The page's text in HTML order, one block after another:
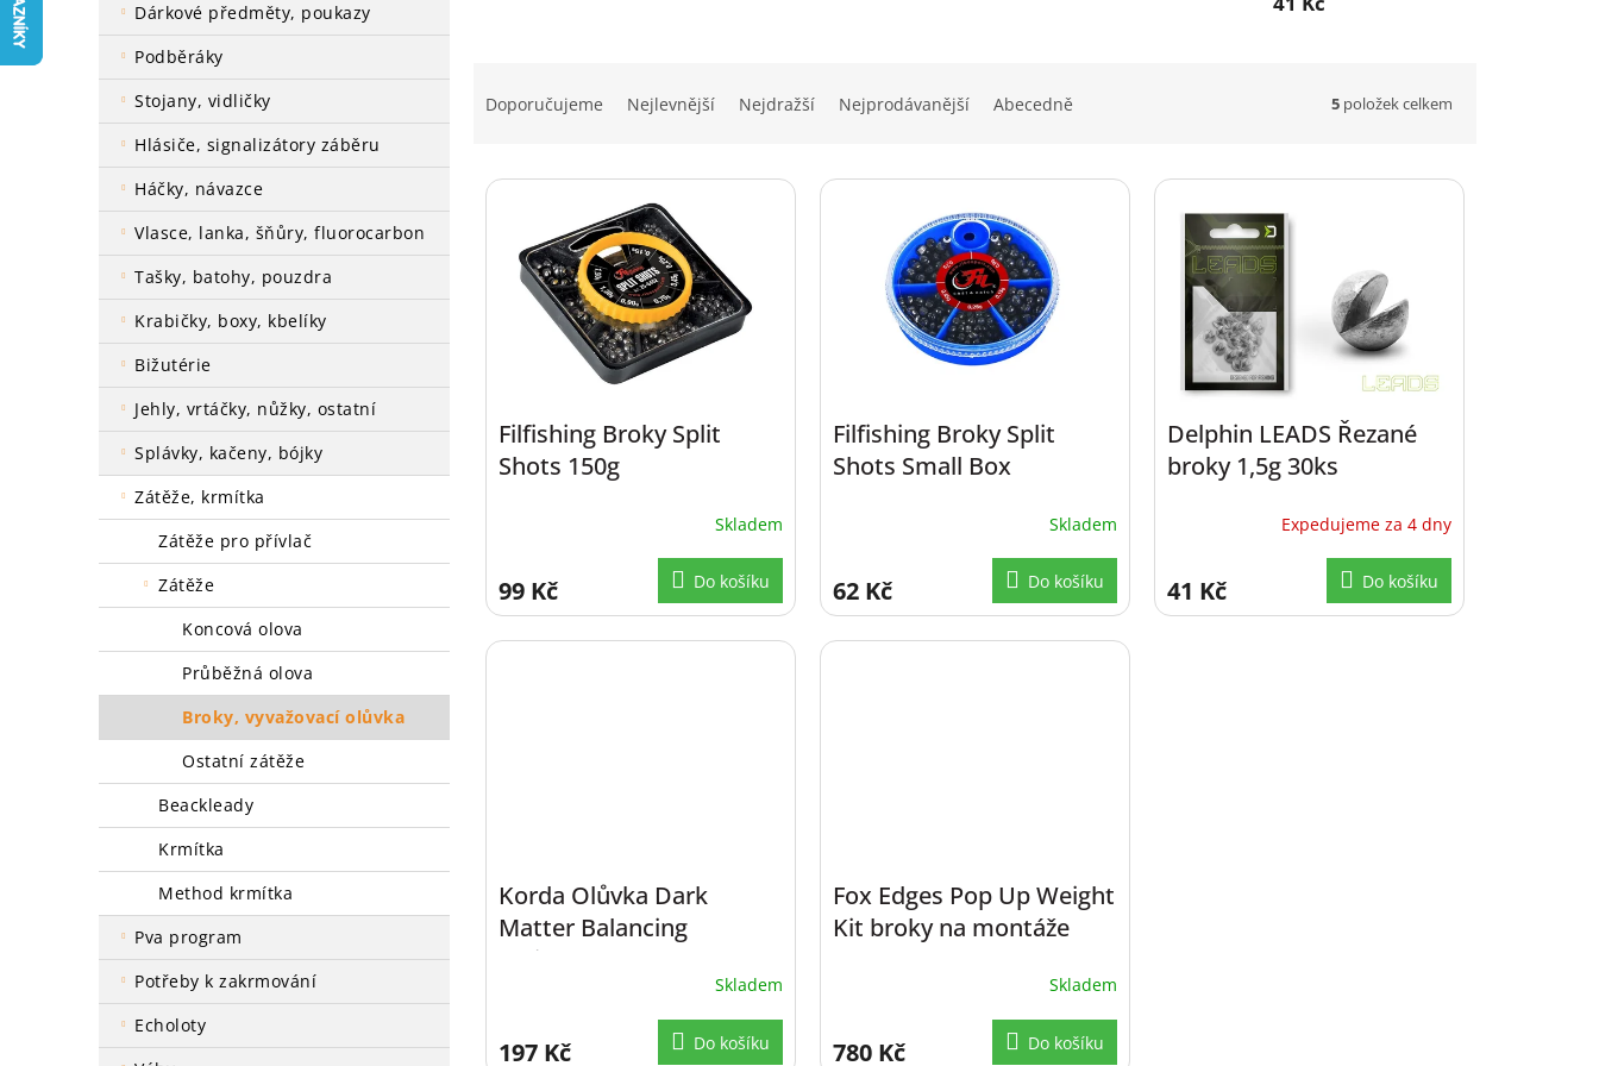
n
dárkové předměty, poukazy
podběráky
stojany, vidličky
hlásiče, signalizátory záběru
háčky, návazce
vlasce, lanka, šňůry, fluorocarbon
tašky, batohy, pouzdra
krabičky, boxy, kbelíky
bižutérie
jehly, vrtáčky, nůžky, ostatní
splávky, kačeny, bójky
zátěže, krmítka
zátěže pro přívlač
zátěže
koncová olova
průběžná olova
broky, vyvažovací olůvka
ostatní zátěže
beackleady
krmítka
method krmítka
pva program
potřeby k zakrmování
echoloty
Doporučujeme Nejlevnější Nejdražší Nejprodávanější Abecedně 5 položek celkem
Filfishing Broky Split
Shots 150g
Skladem
99 Kč Do košíku
Filfishing Broky Split
Shots Small Box
Skladem
62 Kč Do košíku
Delphin LEADS Řezané
broky 1,5g 30ks
Expedujeme za 4 dny
41 Kč Do košíku
Korda Olůvka Dark
Matter Balancing
Weights 0,50g 10ks
Skladem
197 Kč Do košíku
Fox Edges Pop Up Weight
Kit broky na montáže
Skladem
780 Kč Do košíku